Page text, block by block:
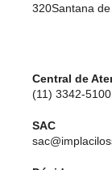
320Santana
Central de
(11) 3342-
SAC